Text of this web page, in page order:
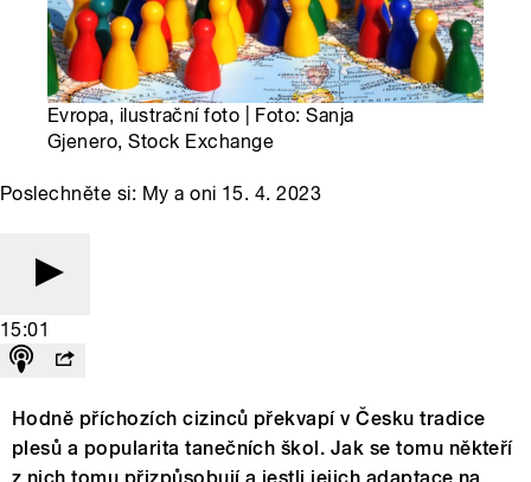
Evropa, ilustrační foto | Foto: Sanja
Gjenero, Stock Exchange
Poslechněte si: My a oni 15. 4. 2023
15:01
Hodně příchozích cizinců překvapí v Česku tradice
plesů a popularita tanečních škol. Jak se tomu někteří